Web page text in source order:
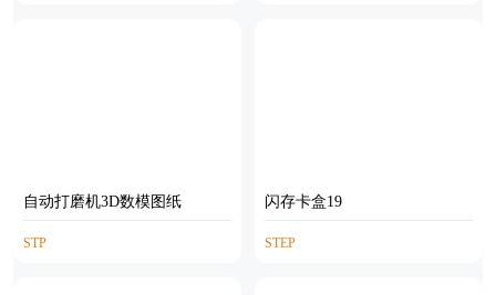
自动打磨机3D数模图纸
STP
闪存卡盒19
STEP